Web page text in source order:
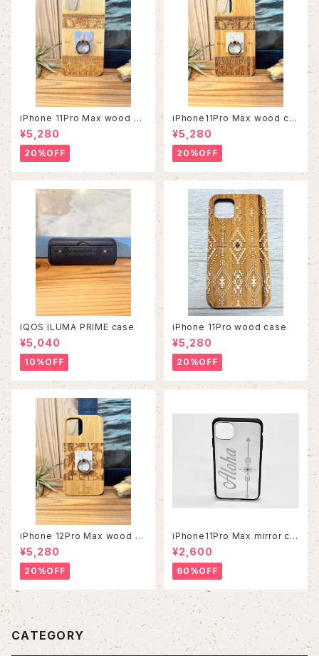
iPhone 11Pro Max wood ca
se
¥5,280
20%OFF
iPhone11Pro Max wood ca
se
¥5,280
20%OFF
IQOS ILUMA PRIME case
¥5,040
10%OFF
iPhone 11Pro wood case
¥5,280
20%OFF
iPhone 12Pro Max wood ca
se
¥5,280
20%OFF
iPhone11Pro Max mirror ca
se
¥2,600
60%OFF
CATEGORY